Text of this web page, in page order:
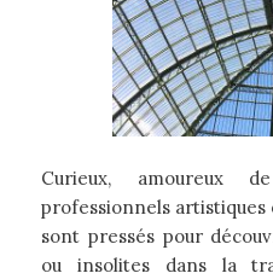
Curieux, amoureux
professionnels artistiques
sont pressés pour
ou insolites dans la